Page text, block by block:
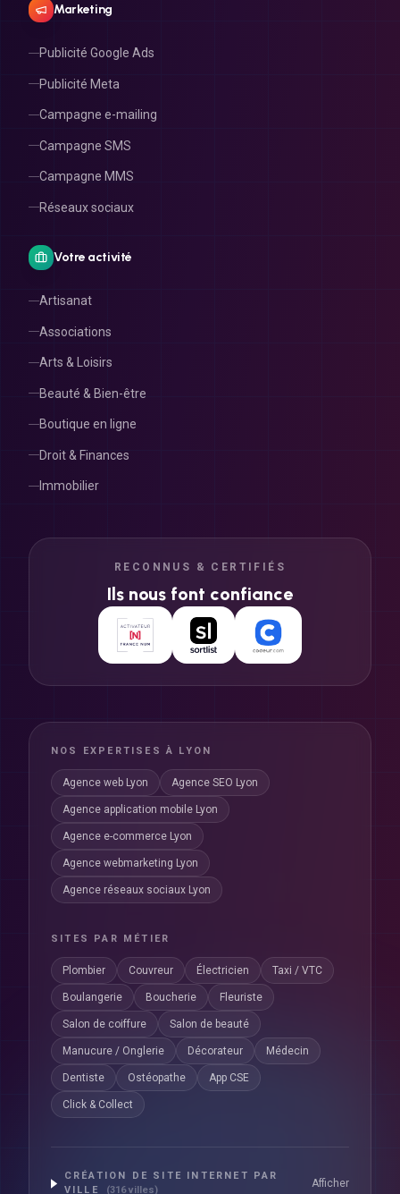
Marketing
Publicité Google Ads
Publicité Meta
Campagne e-mailing
Campagne SMS
Campagne MMS
Réseaux sociaux
Votre activité
Artisanat
Associations
Arts & Loisirs
Beauté & Bien-être
Boutique en ligne
Droit & Finances
Immobilier
RECONNUS & CERTIFIÉS
Ils nous font confiance
NOS EXPERTISES À LYON
Agence web Lyon Agence SEO Lyon
Agence application mobile Lyon
Agence e-commerce Lyon
Agence webmarketing Lyon
Agence réseaux sociaux Lyon
SITES PAR MÉTIER
Plombier Couvreur Électricien Taxi / VTC
Boulangerie Boucherie Fleuriste
Salon de coiffure Salon de beauté
Manucure / Onglerie Décorateur Médecin
Dentiste Ostéopathe App CSE
Click & Collect
CRÉATION DE SITE INTERNET PAR
VILLE
(316villes)
Afficher